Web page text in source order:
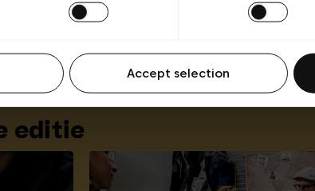
Accept selection
editie